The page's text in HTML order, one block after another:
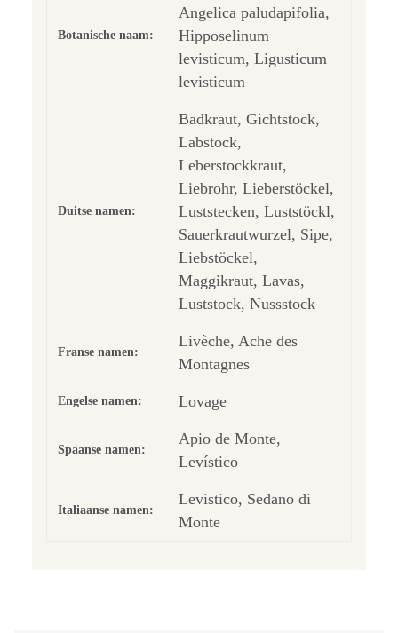
Botanische naam:
Angelica paludapifolia,
Hipposelinum
levisticum, Ligusticum
levisticum
Duitse namen:
Badkraut, Gichtstock,
Labstock,
Leberstockkraut,
Liebrohr, Lieberstöckel,
Luststecken, Luststöckl,
Sauerkrautwurzel, Sipe,
Liebstöckel,
Maggikraut, Lavas,
Luststock, Nussstock
Franse namen:
Livèche, Ache des
Montagnes
Engelse namen: Lovage
Spaanse namen:
Apio de Monte,
Levístico
Italiaanse namen:
Levistico, Sedano di
Monte